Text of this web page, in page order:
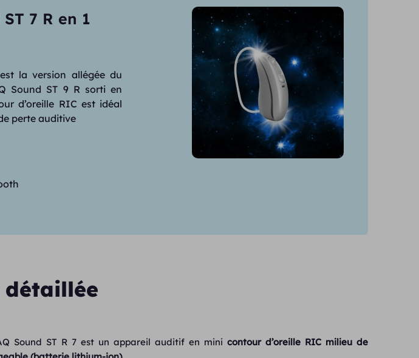
7 R en 1
la version allégée du
Sound ST 9 R sorti en
d’oreille RIC est idéal
perte auditive
Sound ST R 7 est un appareil auditif en minicontour d’oreille RIC milieu de